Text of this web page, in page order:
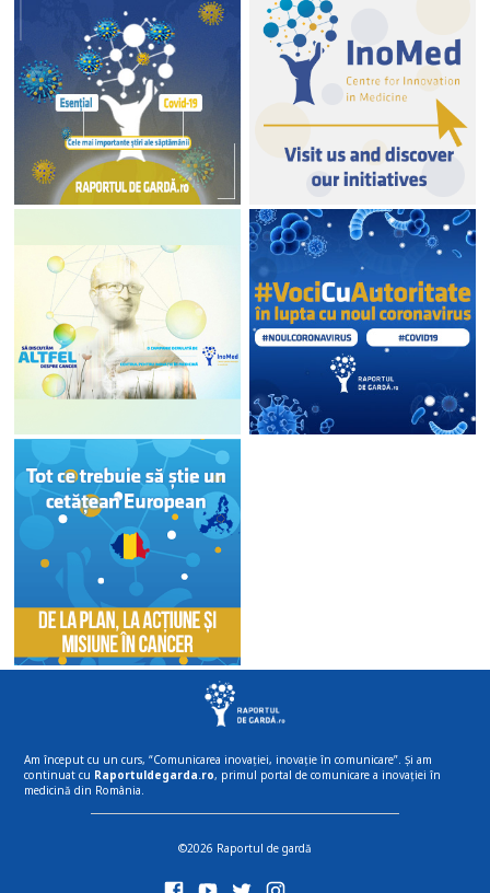
Am început cu un curs, “Comunicarea inovației, inovație în comunicare”. Și am
continuat cu Raportuldegarda.ro, primul portal de comunicare a inovației în
medicină din România.
©2026 Raportul de gardă